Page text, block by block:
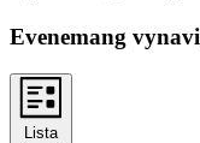
Evenemang
Lista